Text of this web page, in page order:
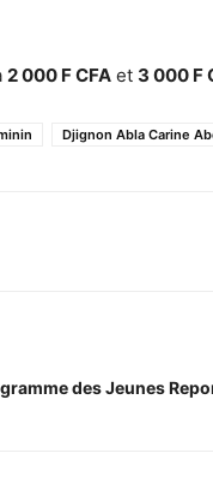
2 000 F CFA et 3 000 F
Djignon Abla Carine
des Jeunes